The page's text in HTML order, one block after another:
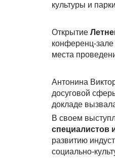
культуры и
Открытие
конференц-зале
места
Антонина
досуговой
докладе
В своем
специалистов
развитию
социально-